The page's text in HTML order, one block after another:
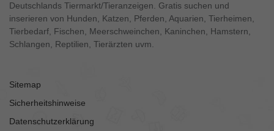
Deutschlands Tiermarkt/Tieranzeigen. Gratis suchen und
inserieren von Hunden, Katzen, Pferden, Aquarien, Tierheimen,
Tierbedarf, Fischen, Meerschweinchen, Kaninchen, Hamstern,
Schlangen, Reptilien, Tierärzten uvm.
Sitemap
Sicherheitshinweise
Datenschutzerklärung